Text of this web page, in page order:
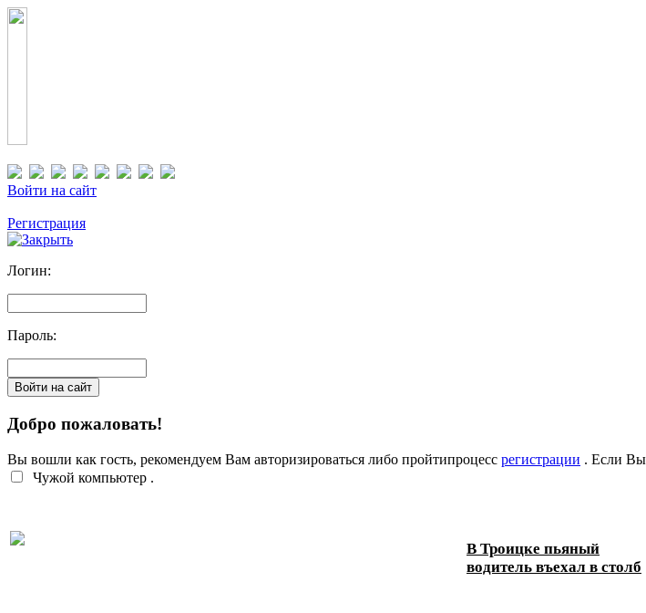
Войти на сайт
Регистрация
Логин:
Пароль:
Добро пожаловать!
Вы вошли как гость, рекомендуем Вам авторизироваться либо пройтипроцесс регистрации . Если Вы
Чужой компьютер .
В Троицке пьяный
водитель въехал в столб